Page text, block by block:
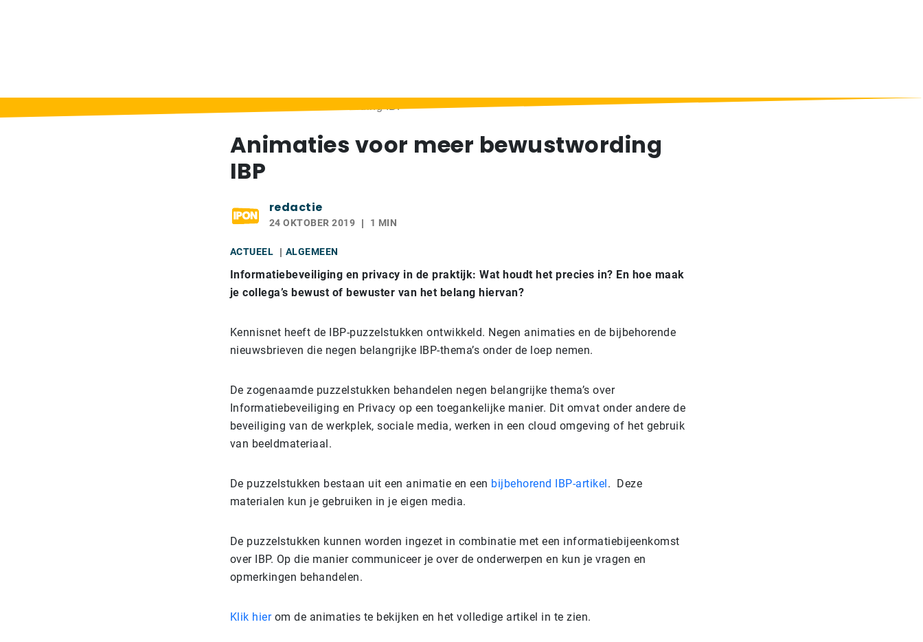
Animaties voor meer bewustwording IBP
Animaties voor meer bewustwording
IBP
redactie
24 OKTOBER 2019 1 MIN
ACTUEEL ALGEMEEN
Informatiebeveiliging en privacy in de praktijk: Wat houdt het precies in? En hoe maak
je collega’s bewust of bewuster van het belang hiervan?
Kennisnet heeft de IBP-puzzelstukken ontwikkeld. Negen animaties en de bijbehorende
nieuwsbrieven die negen belangrijke IBP-thema’s onder de loep nemen.
De zogenaamde puzzelstukken behandelen negen belangrijke thema’s over
Informatiebeveiliging en Privacy op een toegankelijke manier. Dit omvat onder andere de
beveiliging van de werkplek, sociale media, werken in een cloud omgeving of het gebruik
van beeldmateriaal.
De puzzelstukken bestaan uit een animatie en een bijbehorend IBP-artikel. Deze
materialen kun je gebruiken in je eigen media.
De puzzelstukken kunnen worden ingezet in combinatie met een informatiebijeenkomst
over IBP. Op die manier communiceer je over de onderwerpen en kun je vragen en
opmerkingen behandelen.
Klik hierom de animaties te bekijken en het volledige artikel in te zien.